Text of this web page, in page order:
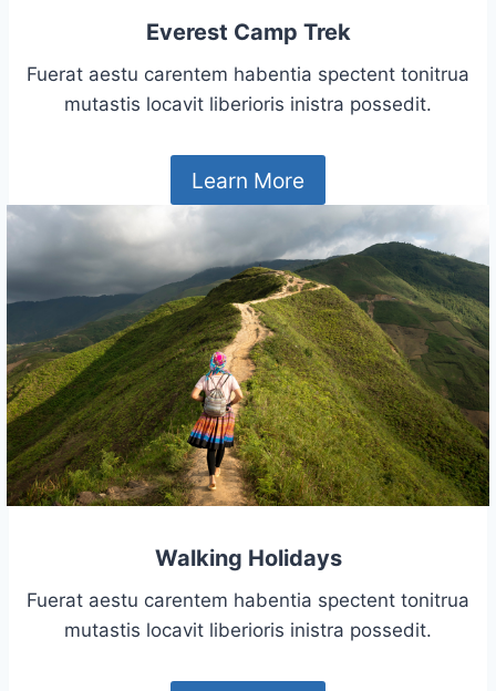
Everest Camp Trek
Fuerat aestu carentem habentia spectent tonitrua
mutastis locavit liberioris inistra possedit.
Learn More
Walking Holidays
Fuerat aestu carentem habentia spectent tonitrua
mutastis locavit liberioris inistra possedit.